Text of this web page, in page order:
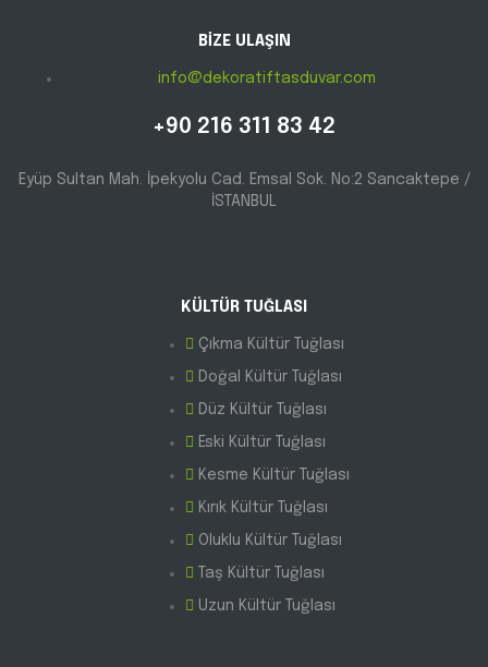
KÜLTÜR TUĞLASI
Çıkma Kültür Tuğlası
Doğal Kültür Tuğlası
Düz Kültür Tuğlası
Eski Kültür Tuğlası
Kesme Kültür Tuğlası
Kırık Kültür Tuğlası
Oluklu Kültür Tuğlası
Taş Kültür Tuğlası
Uzun Kültür Tuğlası
BİZE ULAŞIN
info@dekoratiftasduvar.com
+90 216 311 83 42
Eyüp Sultan Mah. İpekyolu Cad. Emsal Sok. No:2 Sancaktepe /
İSTANBUL